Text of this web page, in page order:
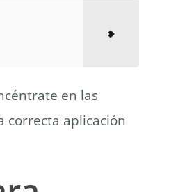
en las
correcta aplicación